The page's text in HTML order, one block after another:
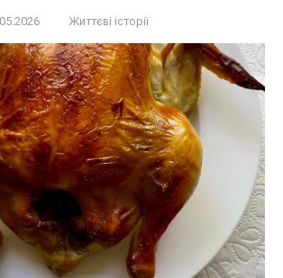
Життєві історії